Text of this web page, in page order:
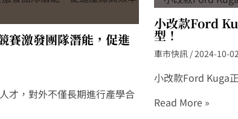
賽激發團隊潛能，促進
才，對外不僅長期進行產學合
小改款Ford
型！
車市快訊/ 2024-10-02
小改款Ford Kuga
Read More »